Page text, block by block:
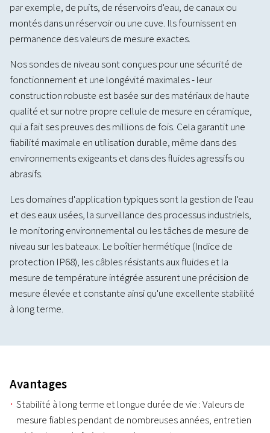
par exemple, de puits, de réservoirs d'eau, de canaux ou
montés dans un réservoir ou une cuve. Ils fournissent en
permanence des valeurs de mesure exactes.
Nos sondes de niveau sont conçues pour une sécurité de
fonctionnement et une longévité maximales - leur
construction robuste est basée sur des matériaux de haute
qualité et sur notre propre cellule de mesure en céramique,
qui a fait ses preuves des millions de fois. Cela garantit une
fiabilité maximale en utilisation durable, même dans des
environnements exigeants et dans des fluides agressifs ou
abrasifs.
Les domaines d'application typiques sont la gestion de l'eau
et des eaux usées, la surveillance des processus industriels,
le monitoring environnemental ou les tâches de mesure de
niveau sur les bateaux. Le boîtier hermétique (Indice de
protection IP68), les câbles résistants aux fluides et la
mesure de température intégrée assurent une précision de
mesure élevée et constante ainsi qu'une excellente stabilité
à long terme.
Avantages
Stabilité à long terme et longue durée de vie : Valeurs de
mesure fiables pendant de nombreuses années, entretien